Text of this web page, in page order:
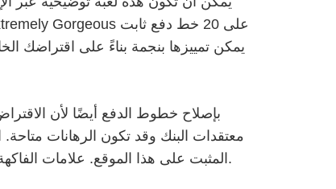
يمكن تمييزها بنجمة بناءً على اقتراضك
معتقدات البنك وقد تكون الرهانات متاحة.
من متصفح الويب بفضل تحسين HTML5 المثبت على هذا الموقع. علامات الفاكهة الجديدة هي الكشمش الأسود والبطيخ والليمون والتوت والكرز والليمون.